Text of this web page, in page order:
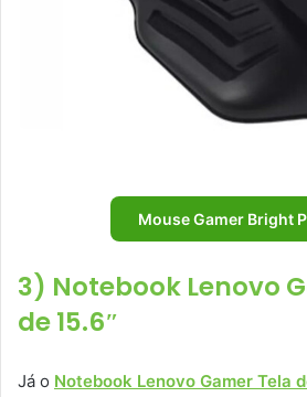
Mouse Gamer Bright
3) Notebook Lenovo
de 15.6″
Já o Notebook Lenovo Gamer Tela